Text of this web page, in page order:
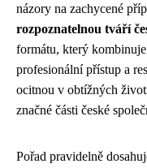
názory na zachycené
rozpoznatelnou tváří
formátu, který
profesionální přístup a
ocitnou v obtížných
značné části české
Pořad pravidelně